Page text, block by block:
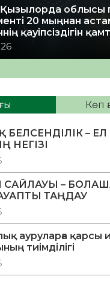
Қызылорда облысы
20 мыңнан
қауіпсіздігін
Көп
– ЕЛ
НЕГІЗІ
САЙЛАУЫ –
ТАҢДАУ
ауруларға қарсы
тиімділігі